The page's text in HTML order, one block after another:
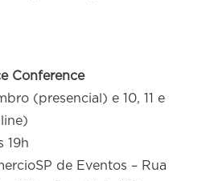
Conference
(presencial) e 10, 11 e
19h
de Eventos – Rua